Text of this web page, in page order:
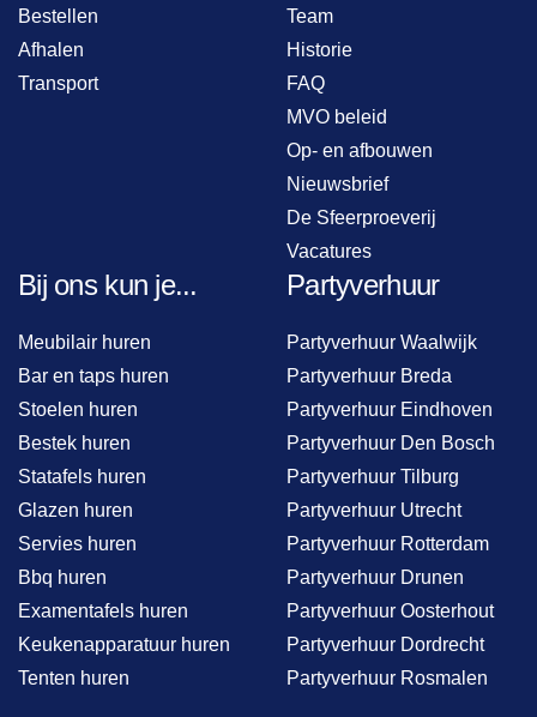
Bestellen
Afhalen
Transport
Team
Historie
FAQ
MVO beleid
Op- en afbouwen
Nieuwsbrief
De Sfeerproeverij
Vacatures
Bij ons kun je...
Meubilair huren
Bar en taps huren
Stoelen huren
Bestek huren
Statafels huren
Glazen huren
Servies huren
Bbq huren
Examentafels huren
Keukenapparatuur huren
Tenten huren
Partyverhuur
Partyverhuur Waalwijk
Partyverhuur Breda
Partyverhuur Eindhoven
Partyverhuur Den Bosch
Partyverhuur Tilburg
Partyverhuur Utrecht
Partyverhuur Rotterdam
Partyverhuur Drunen
Partyverhuur Oosterhout
Partyverhuur Dordrecht
Partyverhuur Rosmalen